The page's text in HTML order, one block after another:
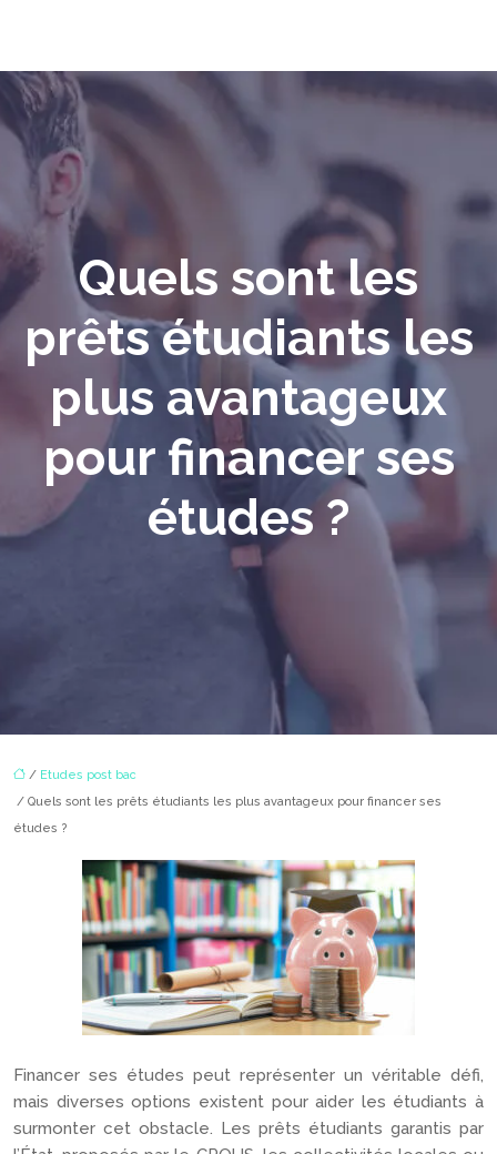
Quels sont les
prêts étudiants les
plus avantageux
pour financer ses
études ?
/ Etudes post bac
/ Quels sont les prêts étudiants les plus avantageux pour financer ses
études ?
Financer ses études peut représenter un véritable défi,
mais diverses options existent pour aider les étudiants à
surmonter cet obstacle. Les prêts étudiants garantis par